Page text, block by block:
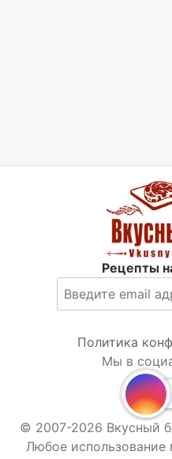
Рецепты
Политика
Мы в
© 2007-2026 Вкусный
Любое использование